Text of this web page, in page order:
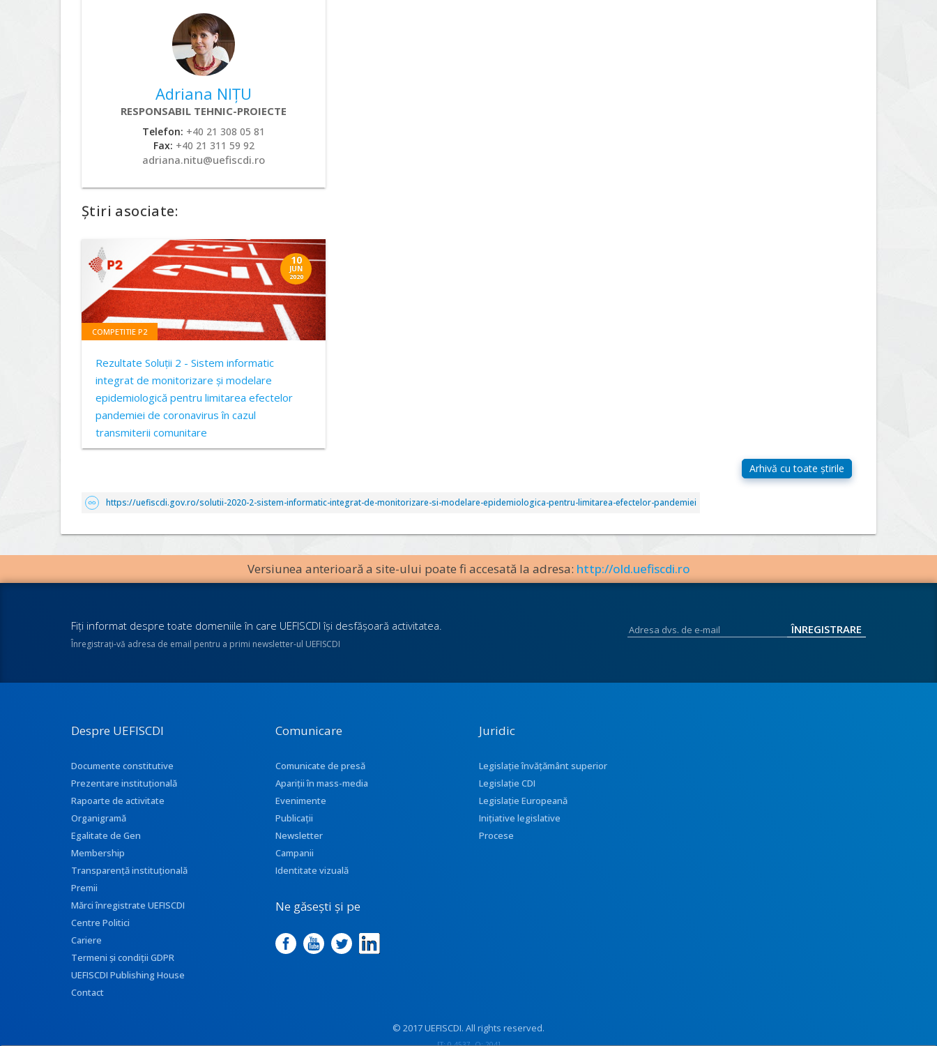
Adriana NIȚU
RESPONSABIL TEHNIC-PROIECTE
Telefon: +40 21 308 05 81
Fax: +40 21 311 59 92
adriana.nitu@uefiscdi.ro
Știri asociate:
10
JUN
2020
COMPETITIE P2
Rezultate Soluții 2 - Sistem informatic
integrat de monitorizare şi modelare
epidemiologică pentru limitarea efectelor
pandemiei de coronavirus în cazul
transmiterii comunitare
https://uefiscdi.gov.ro/solutii-2020-2-sistem-informatic-integrat-de-monitorizare-si-modelare-epidemiologica-pentru-limitarea-efectelor-pandemiei
Versiunea anterioară a site-ului poate fi accesată la adresa: http://old.uefiscdi.ro
Fiţi informat despre toate domeniile în care UEFISCDI îşi desfăşoară activitatea.
Înregistraţi-vă adresa de email pentru a primi newsletter-ul UEFISCDI
Despre UEFISCDI
Documente constitutive
Prezentare instituţională
Rapoarte de activitate
Organigramă
Egalitate de Gen
Membership
Transparenţă instituţională
Premii
Mărci înregistrate UEFISCDI
Centre Politici
Cariere
Termeni și condiții GDPR
UEFISCDI Publishing House
Contact
Comunicare
Comunicate de presă
Apariţii în mass-media
Evenimente
Publicații
Newsletter
Campanii
Identitate vizuală
Ne găsești și pe
Juridic
Legislație învățământ superior
Legislație CDI
Legislație Europeană
Inițiative legislative
Procese
© 2017 UEFISCDI. All rights reserved.